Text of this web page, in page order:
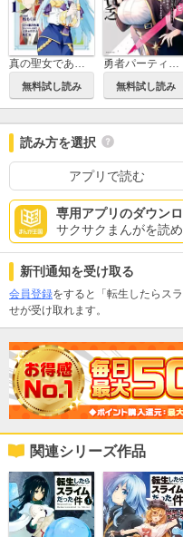
真の聖女である私は追放されました。だからこの国はもう終わりです
無料試し読み
勇者パーティを追い出された器用貧乏 ～パーティ事情で付与術士をやっていた剣士、万能へと至る～
無料試し読み
読み方を選択
アプリで読む
専用アプリのダウン
サクサクまんがを読め
新刊通知を受け取る
会員登録をすると「転生したらス
せが受け取れます。
関連シリーズ作品